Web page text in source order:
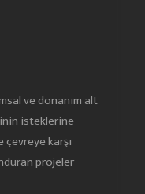
ve donanım alt
isteklerine
karşı
projeler